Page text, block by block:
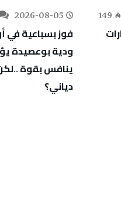
149
2026-08-05
‬دياني؟